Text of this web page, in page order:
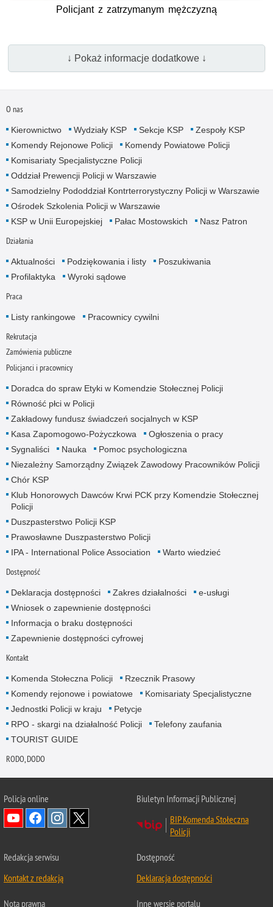
Policjant z zatrzymanym mężczyzną
↓ Pokaż informacje dodatkowe ↓
O nas
Kierownictwo Wydziały KSP Sekcje KSP
Zespoły KSP
Komendy Rejonowe Policji
Komendy Powiatowe Policji
Komisariaty Specjalistyczne Policji
Oddział Prewencji Policji w Warszawie
Samodzielny Pododdział Kontrterrorystyczny Policji w Warszawie
Ośrodek Szkolenia Policji w Warszawie
KSP w Unii Europejskiej
Pałac Mostowskich Nasz Patron
Działania
Aktualności Podziękowania i listy
Poszukiwania
Profilaktyka
Wyroki sądowe
Praca
Listy rankingowe Pracownicy cywilni
Rekrutacja
Zamówienia publiczne
Policjanci i pracownicy
Doradca do spraw Etyki w Komendzie Stołecznej Policji
Równość płci w Policji
Zakładowy fundusz świadczeń socjalnych w KSP
Kasa Zapomogowo-Pożyczkowa
Ogłoszenia o pracy
Sygnaliści
Nauka
Pomoc psychologiczna
Niezależny Samorządny Związek Zawodowy Pracowników Policji
Chór KSP
Klub Honorowych Dawców Krwi PCK przy Komendzie Stołecznej
Policji
Duszpasterstwo Policji KSP
Prawosławne Duszpasterstwo Policji
IPA - International Police Association
Warto wiedzieć
Dostępność
Deklaracja dostępności Zakres działalności
e-usługi
Wniosek o zapewnienie dostępności
Informacja o braku dostępności
Zapewnienie dostępności cyfrowej
Kontakt
Komenda Stołeczna Policji
Rzecznik Prasowy
Komendy rejonowe i powiatowe
Komisariaty Specjalistyczne
Jednostki Policji w kraju
Petycje
RPO - skargi na działalność Policji
Telefony zaufania
TOURIST GUIDE
RODO, DODO
Policja online
Biuletyn Informacji Publicznej
BIP Komenda Stołeczna
Policji
Redakcja serwisu
Kontakt z redakcją
Dostępność
Deklaracja dostępności
Nota prawna Inne wersje portalu